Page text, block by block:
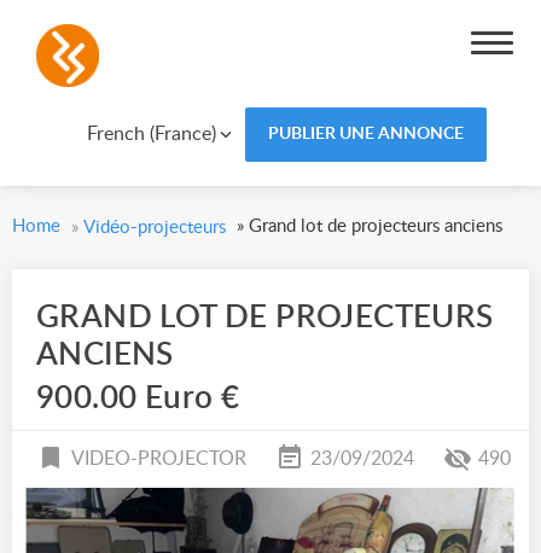
French (France) PUBLIER UNE ANNONCE
Home » Vidéo-projecteurs » Grand lot de projecteurs anciens
GRAND LOT DE PROJECTEURS
ANCIENS
900.00 Euro €
VIDEO-PROJECTOR 23/09/2024 490